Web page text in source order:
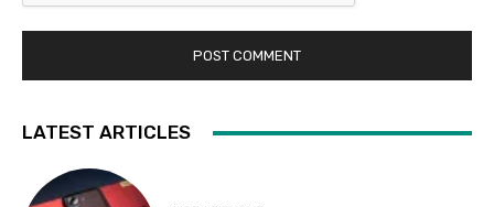
LATEST ARTICLES